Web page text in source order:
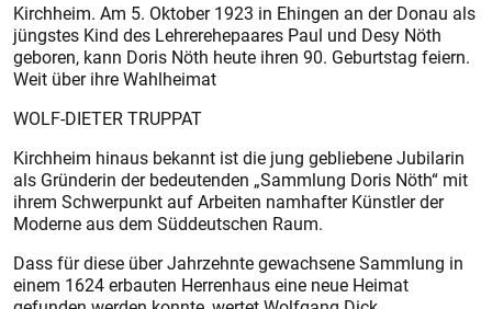
Kirchheim. Am 5. Oktober 1923 in Ehingen an der Donau als
jüngstes Kind des Lehrerehepaares Paul und Desy Nöth
geboren, kann Doris Nöth heute ihren 90. Geburtstag feiern.
Weit über ihre Wahlheimat
WOLF-DIETER TRUPPAT
Kirchheim hinaus bekannt ist die jung gebliebene Jubilarin
als Gründerin der bedeutenden „Sammlung Doris Nöth“ mit
ihrem Schwerpunkt auf Arbeiten namhafter Künstler der
Moderne aus dem Süddeutschen Raum.
Dass für diese über Jahrzehnte gewachsene Sammlung in
einem 1624 erbauten Herrenhaus eine neue Heimat